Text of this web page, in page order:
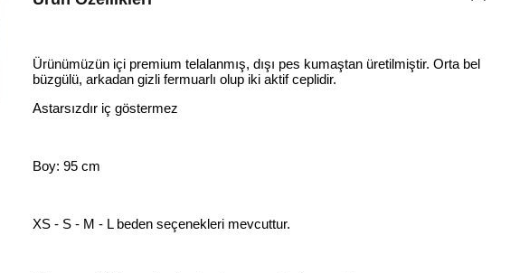
Ürünümüzün içi premium telalanmış, dışı pes kumaştan üretilmiştir. Orta bel
büzgülü, arkadan gizli fermuarlı olup iki aktif ceplidir.
Astarsızdır iç göstermez
Boy: 95 cm
XS - S - M - L beden seçenekleri mevcuttur.